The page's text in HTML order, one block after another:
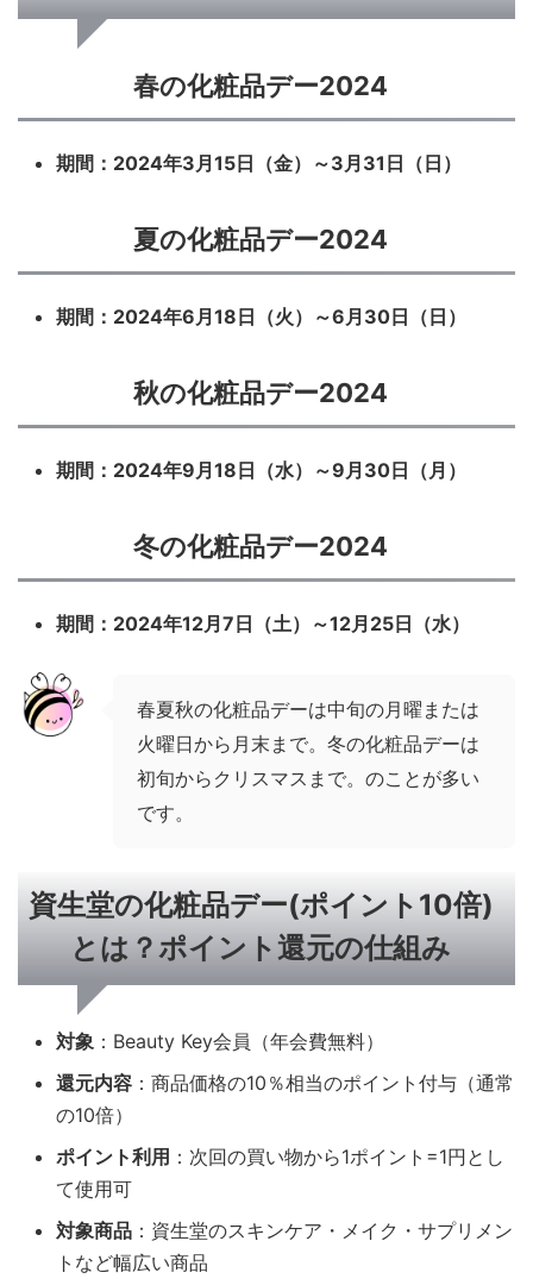
春の化粧品デー2024
期間：2024年3月15日（金）～3月31日（日）
夏の化粧品デー2024
期間：2024年6月18日（火）～6月30日（日）
秋の化粧品デー2024
期間：2024年9月18日（水）～9月30日（月）
冬の化粧品デー2024
期間：2024年12月7日（土）～12月25日（水）
春夏秋の化粧品デーは中旬の月曜または
火曜日から月末まで。冬の化粧品デーは
初旬からクリスマスまで。のことが多い
です。
資生堂の化粧品デー(ポイント10倍)
とは？ポイント還元の仕組み
対象 ：Beauty Key会員（年会費無料）
還元内容 ：商品価格の10％相当のポイント付与（通常
の10倍）
ポイント利用 ：次回の買い物から1ポイント=1円とし
て使用可
対象商品 ：資生堂のスキンケア・メイク・サプリメン
トなど幅広い商品